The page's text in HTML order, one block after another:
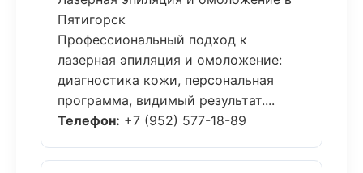
Пятигорск
Профессиональный подход к
лазерная эпиляция и омоложение:
диагностика кожи, персональная
программа, видимый результат....
Телефон: +7 (952) 577-18-89